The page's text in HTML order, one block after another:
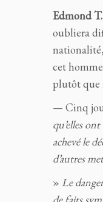
Edmond
oubliera
nationalité,
cet
plutôt que
— Cinq
qu’elles
achevé le
d’autres
» Le